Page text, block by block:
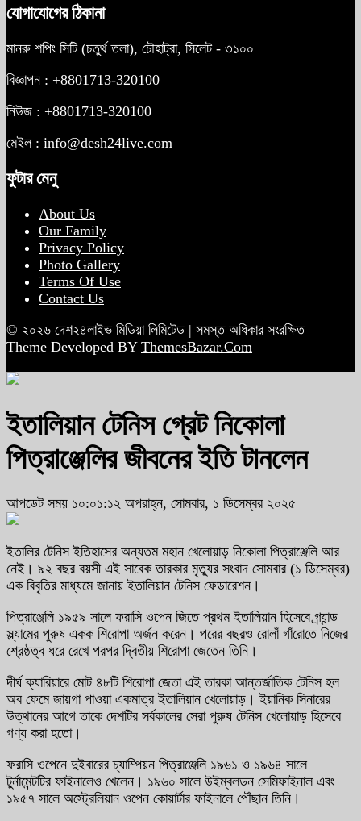
যোগাযোগের ঠিকানা
মানরু শপিং সিটি (চতুর্থ তলা), চৌহাট্রা, সিলেট - ৩১০০
বিজ্ঞাপন : +8801713-320100
নিউজ : +8801713-320100
মেইল : info@desh24live.com
ফুটার মেনু
About Us
Our Family
Privacy Policy
Photo Gallery
Terms Of Use
Contact Us
© ২০২৬ দেশ২৪লাইভ মিডিয়া লিমিটেড | সমস্ত অধিকার সংরক্ষিত
Theme Developed BY ThemesBazar.Com
ইতালিয়ান টেনিস গ্রেট নিকোলা
পিত্রাঞ্জেলির জীবনের ইতি টানলেন
আপডেট সময় ১০:০১:১২ অপরাহ্ন, সোমবার, ১ ডিসেম্বর ২০২৫
ইতালির টেনিস ইতিহাসের অন্যতম মহান খেলোয়াড় নিকোলা পিত্রাঞ্জেলি আর
নেই। ৯২ বছর বয়সী এই সাবেক তারকার মৃত্যুর সংবাদ সোমবার (১ ডিসেম্বর)
এক বিবৃতির মাধ্যমে জানায় ইতালিয়ান টেনিস ফেডারেশন।
পিত্রাঞ্জেলি ১৯৫৯ সালে ফরাসি ওপেন জিতে প্রথম ইতালিয়ান হিসেবে গ্র্যান্ড
স্ল্যামের পুরুষ একক শিরোপা অর্জন করেন। পরের বছরও রোলাঁ গাঁরোতে নিজের
শ্রেষ্ঠত্ব ধরে রেখে পরপর দ্বিতীয় শিরোপা জেতেন তিনি।
দীর্ঘ ক্যারিয়ারে মোট ৪৮টি শিরোপা জেতা এই তারকা আন্তর্জাতিক টেনিস হল
অব ফেমে জায়গা পাওয়া একমাত্র ইতালিয়ান খেলোয়াড়। ইয়ানিক সিনারের
উত্থানের আগে তাকে দেশটির সর্বকালের সেরা পুরুষ টেনিস খেলোয়াড় হিসেবে
গণ্য করা হতো।
ফরাসি ওপেনে দুইবারের চ্যাম্পিয়ন পিত্রাঞ্জেলি ১৯৬১ ও ১৯৬৪ সালে
টুর্নামেন্টটির ফাইনালেও খেলেন। ১৯৬০ সালে উইম্বলডন সেমিফাইনাল এবং
১৯৫৭ সালে অস্ট্রেলিয়ান ওপেন কোয়ার্টার ফাইনালে পৌঁছান তিনি।